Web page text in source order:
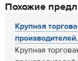
Похожие
Крупная
Крупная